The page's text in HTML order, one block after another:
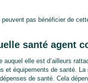
pas bénéficier de
santé agent
elle est d’ailleurs
et équipements de santé.
de santé. Cela